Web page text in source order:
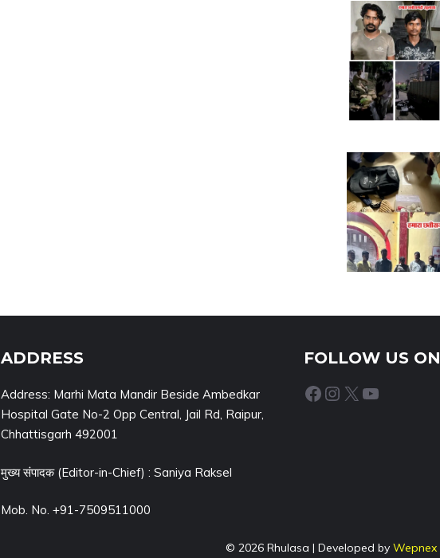
ADDRESS
Address: Marhi Mata Mandir Beside Ambedkar
Hospital Gate No-2 Opp Central, Jail Rd, Raipur,
Chhattisgarh 492001
मुख्य संपादक (Editor-in-Chief) : Saniya Raksel
Mob. No. +91-7509511000
FOLLOW US ON
Facebook Instagram X YouTube
© 2026 Rhulasa | Developed by Wepnex